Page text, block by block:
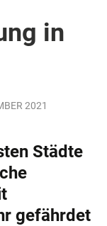
in
2021
Städte
gefährdet